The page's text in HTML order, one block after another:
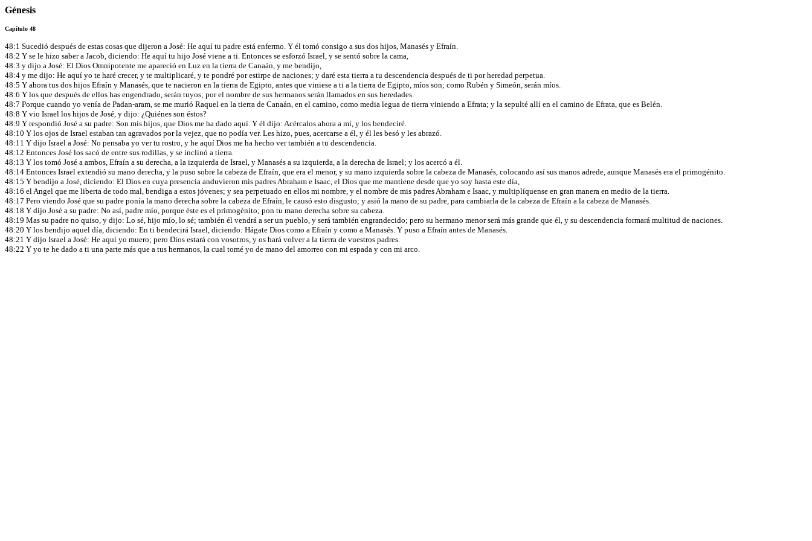
Génesis
Capítulo 48
48:1 Sucedió después de estas cosas que dijeron a José: He aquí tu padre está enfermo. Y él tomó consigo a sus dos hijos, Manasés y Efraín.
48:2 Y se le hizo saber a Jacob, diciendo: He aquí tu hijo José viene a ti. Entonces se esforzó Israel, y se sentó sobre la cama,
48:3 y dijo a José: El Dios Omnipotente me apareció en Luz en la tierra de Canaán, y me bendijo,
48:4 y me dijo: He aquí yo te haré crecer, y te multiplicaré, y te pondré por estirpe de naciones; y daré esta tierra a tu descendencia después de ti por heredad perpetua.
48:5 Y ahora tus dos hijos Efraín y Manasés, que te nacieron en la tierra de Egipto, antes que viniese a ti a la tierra de Egipto, míos son; como Rubén y Simeón, serán míos.
48:6 Y los que después de ellos has engendrado, serán tuyos; por el nombre de sus hermanos serán llamados en sus heredades.
48:7 Porque cuando yo venía de Padan-aram, se me murió Raquel en la tierra de Canaán, en el camino, como media legua de tierra viniendo a Efrata; y la sepulté allí en el camino de Efrata, que es Belén.
48:8 Y vio Israel los hijos de José, y dijo: ¿Quiénes son éstos?
48:9 Y respondió José a su padre: Son mis hijos, que Dios me ha dado aquí. Y él dijo: Acércalos ahora a mí, y los bendeciré.
48:10 Y los ojos de Israel estaban tan agravados por la vejez, que no podía ver. Les hizo, pues, acercarse a él, y él les besó y les abrazó.
48:11 Y dijo Israel a José: No pensaba yo ver tu rostro, y he aquí Dios me ha hecho ver también a tu descendencia.
48:12 Entonces José los sacó de entre sus rodillas, y se inclinó a tierra.
48:13 Y los tomó José a ambos, Efraín a su derecha, a la izquierda de Israel, y Manasés a su izquierda, a la derecha de Israel; y los acercó a él.
48:14 Entonces Israel extendió su mano derecha, y la puso sobre la cabeza de Efraín, que era el menor, y su mano izquierda sobre la cabeza de Manasés, colocando así sus manos adrede, aunque Manasés era el primogénito.
48:15 Y bendijo a José, diciendo: El Dios en cuya presencia anduvieron mis padres Abraham e Isaac, el Dios que me mantiene desde que yo soy hasta este día,
48:16 el Angel que me liberta de todo mal, bendiga a estos jóvenes; y sea perpetuado en ellos mi nombre, y el nombre de mis padres Abraham e Isaac, y multiplíquense en gran manera en medio de la tierra.
48:17 Pero viendo José que su padre ponía la mano derecha sobre la cabeza de Efraín, le causó esto disgusto; y asió la mano de su padre, para cambiarla de la cabeza de Efraín a la cabeza de Manasés.
48:18 Y dijo José a su padre: No así, padre mío, porque éste es el primogénito; pon tu mano derecha sobre su cabeza.
48:19 Mas su padre no quiso, y dijo: Lo sé, hijo mío, lo sé; también él vendrá a ser un pueblo, y será también engrandecido; pero su hermano menor será más grande que él, y su descendencia formará multitud de naciones.
48:20 Y los bendijo aquel día, diciendo: En ti bendecirá Israel, diciendo: Hágate Dios como a Efraín y como a Manasés. Y puso a Efraín antes de Manasés.
48:21 Y dijo Israel a José: He aquí yo muero; pero Dios estará con vosotros, y os hará volver a la tierra de vuestros padres.
48:22 Y yo te he dado a ti una parte más que a tus hermanos, la cual tomé yo de mano del amorreo con mi espada y con mi arco.